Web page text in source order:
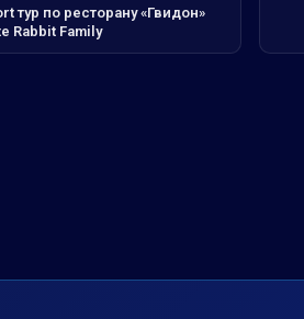
тур по ресторану «Гвидон»
Rabbit Family